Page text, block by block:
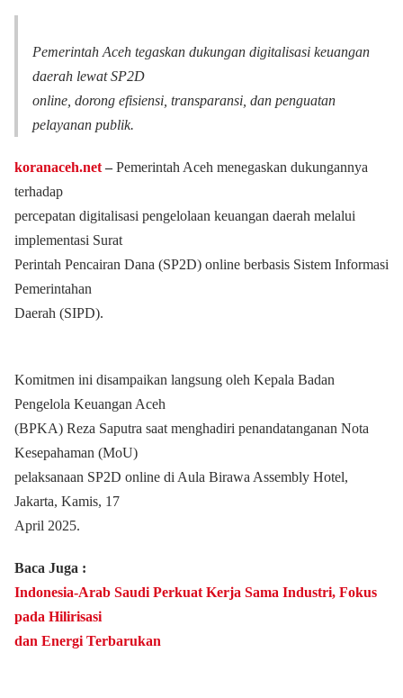
Pemerintah Aceh tegaskan dukungan digitalisasi keuangan
daerah lewat SP2D
online, dorong efisiensi, transparansi, dan penguatan
pelayanan publik.
koranaceh.net – Pemerintah Aceh menegaskan dukungannya
terhadap
percepatan digitalisasi pengelolaan keuangan daerah melalui
implementasi Surat
Perintah Pencairan Dana (SP2D) online berbasis Sistem Informasi
Pemerintahan
Daerah (SIPD).
Komitmen ini disampaikan langsung oleh Kepala Badan
Pengelola Keuangan Aceh
(BPKA) Reza Saputra saat menghadiri penandatanganan Nota
Kesepahaman (MoU)
pelaksanaan SP2D online di Aula Birawa Assembly Hotel,
Jakarta, Kamis, 17
April 2025.
Baca Juga :
Indonesia-Arab Saudi Perkuat Kerja Sama Industri, Fokus
pada Hilirisasi
dan Energi Terbarukan